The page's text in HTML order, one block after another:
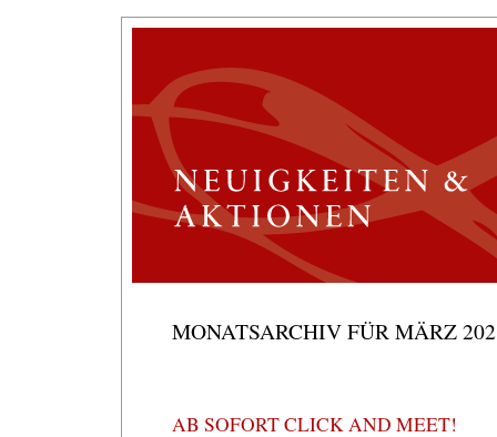
MONATSARCHIV FÜR MÄRZ
AB SOFORT CLICK AND MEET!